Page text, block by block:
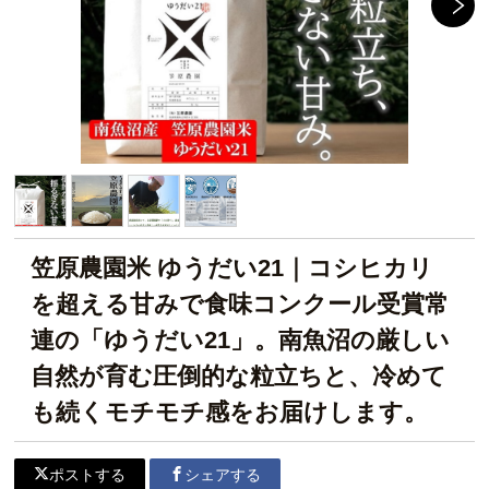
笠原農園米 ゆうだい21｜コシヒカリ
を超える甘みで食味コンクール受賞常
連の「ゆうだい21」。南魚沼の厳しい
自然が育む圧倒的な粒立ちと、冷めて
も続くモチモチ感をお届けします。
ポストする シェアする